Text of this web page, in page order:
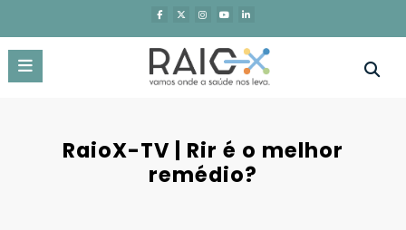
o
conteúdo
RaioX-TV | Rir é o melhor
remédio?